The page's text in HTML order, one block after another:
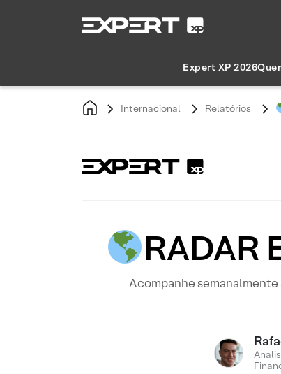
Expert XP 2026
Internacional Relatórios
RADAR
Acompanhe semanalmente